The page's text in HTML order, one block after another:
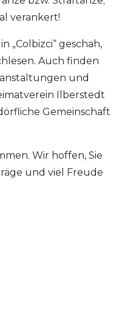
verankert!
„Colbizci“ geschah,
Auch finden
und
Ilberstedt
Gemeinschaft
Wir hoffen, Sie
und viel Freude